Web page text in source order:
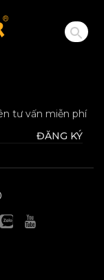
tư vấn miễn phí
ĐĂNG KÝ